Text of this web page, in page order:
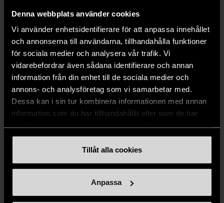
Denna webbplats använder cookies
Vi använder enhetsidentifierare för att anpassa innehållet
och annonserna till användarna, tillhandahålla funktioner
för sociala medier och analysera vår trafik. Vi
vidarebefordrar även sådana identifierare och annan
information från din enhet till de sociala medier och
annons- och analysföretag som vi samarbetar med.
Dessa kan i sin tur kombinera informationen med annan
information som du har tillhandahållit eller som de har
Tillåt alla cookies
Anpassa
549 kr
1/5
Blå minigryta med lock
169 kr
1/5
OKÄNT MÄRKE
Duk med färgade ränder
99 kr